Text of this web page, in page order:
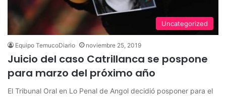
Uncategorized
Equipo TemucoDiario noviembre 25, 2019
Juicio del caso Catrillanca se pospone
para marzo del próximo año
El Tribunal Oral en Lo Penal de Angol decidió posponer para el